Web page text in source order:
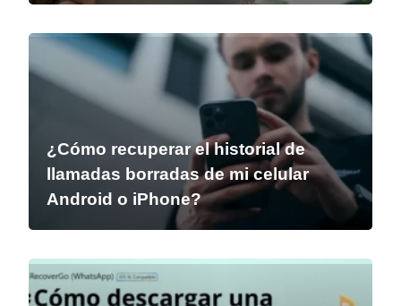
¿Cómo recuperar el historial de
llamadas borradas de mi celular
Android o iPhone?